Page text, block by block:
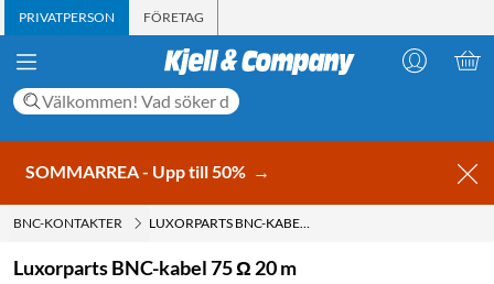
PRIVATPERSON FÖRETAG
SOMMARREA - Upp till 50% →
BNC-KONTAKTER LUXORPARTS BNC-KABEL 75 Ω 20 M
Luxorparts BNC-kabel 75 Ω 20 m